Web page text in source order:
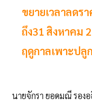
ขยายเวลาลดร
ถึง31 สิงหาคม
ฤดูกาลเพาะปลูก
นายจักรา ยอดมณี รอง